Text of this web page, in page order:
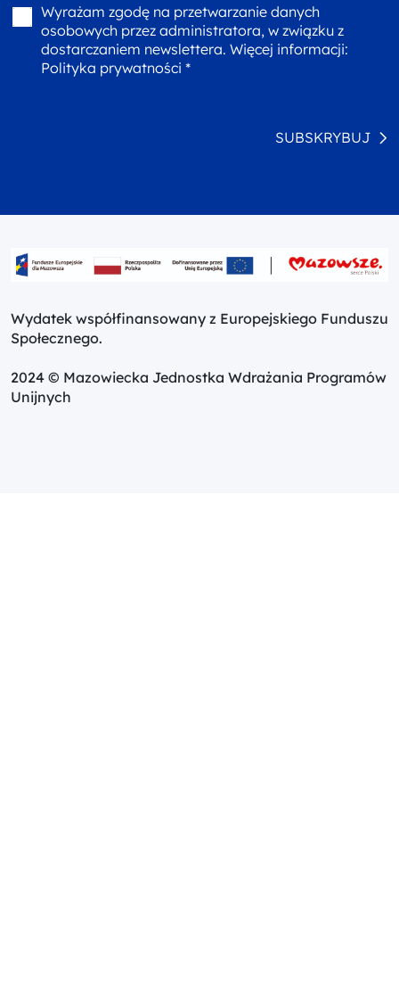
Wyrażam zgodę na przetwarzanie danych
osobowych przez administratora, w związku z
dostarczaniem newslettera. Więcej informacji:
Polityka prywatności *
SUBSKRYBUJ
Wydatek współfinansowany z Europejskiego Funduszu
Społecznego.
2024 © Mazowiecka Jednostka Wdrażania Programów
Unijnych